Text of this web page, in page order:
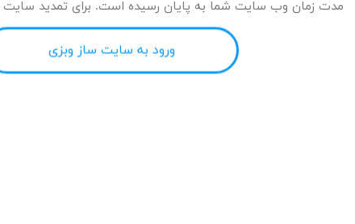
مدت زمان وب سایت شما به پایان رسیده است. برای تمدید سایت
ورود به سایت ساز وبزی